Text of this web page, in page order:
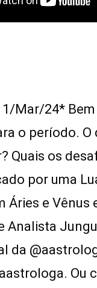
Mar/24* Bem
o período.
Quais os
por uma
Áries e Vênus
Analista
da
Ou